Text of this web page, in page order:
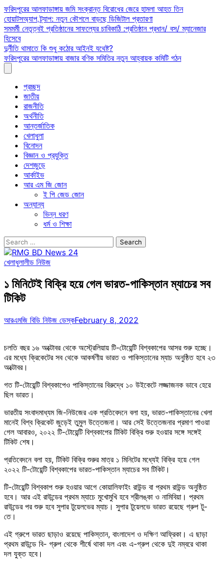
Skip
to
content
ফরিদপুরের আলফাডাঙ্গায় জমি সংক্রান্ত বিরোধের জেরে হামলা আহত তিন
হোয়াটসঅ্যাপ ট্র্যাপ: নতুন কৌশলে বাড়ছে ডিজিটাল প্রতারণা
সমমর্মী নেতৃত্বই প্রতিষ্ঠানের সাফল্যের চাবিকাঠি :প্রতিষ্ঠান প্রধান/ বস/ ম্যানেজার
হিসেবে
দুর্নীতি থামাতে কি শুধু কঠোর আইনই যথেষ্ট?
ফরিদপুরের আলফাডাঙ্গায় বাজার বণিক সমিতির নতুন আহ্বায়ক কমিটি গঠন
প্রচ্ছদ
জাতীয়
রাজনীতি
অর্থনীতি
আন্তর্জাতিক
খেলাধুলা
বিনোদন
বিজ্ঞান ও প্রযুক্তি
দেশজুড়ে
আর্কাইভ
আর এম জি জোন
ই পি জেড জোন
অন্যান্য
ভিন্ন ধরণ
ধর্ম ও শিক্ষা
Search
for:
খেলাধুলালীড নিউজ
১ মিনিটেই বিক্রি হয়ে গেল ভারত-পাকিস্তান ম্যাচের সব
টিকিট
আরএমজি বিডি নিউজ ডেস্কFebruary 8, 2022
চলতি বছর ১৬ অক্টোবর থেকে অস্ট্রেলিয়ায় টি-টোয়েন্টি বিশ্বকাপের আসর শুরু হচ্ছে।
এর মধ্যে ক্রিকেটের সব থেকে আকর্ষণীয় ভারত ও পাকিস্তানের ম্যাচ অনুষ্ঠিত হবে ২৩
অক্টোবর।
গত টি-টোয়েন্টি বিশ্বকাপেও পাকিস্তানের বিরুদ্ধে ১০ উইকেটে লজ্জাজনক ভাবে হেরে
ছিল ভারত।
ভারতীয় সংবাদমাধ্যম জি-নিউজের এক প্রতিবেদনে বলা হয়, ভারত-পাকিস্তানের খেলা
মানেই বিশ্ব ক্রিকেট জুড়েই তুমুল উত্তেজনা। আর সেই উত্তেজনার প্রমাণ পাওয়া
গেল আবারও, ২০২২ টি-টোয়েন্টি বিশ্বকাপের টিকিট বিক্রি শুরু হওয়ার সঙ্গে সঙ্গেই
টিকিট শেষ।
প্রতিবেদনে বলা হয়, টিকিট বিক্রি শুরুর মাত্র ১ মিনিটের মধ্যেই বিক্রি হয়ে গেল
২০২২ টি-টোয়েন্টি বিশ্বকাপের ভারত-পাকিস্তান ম্যাচের সব টিকিট।
টি-টোয়েন্টি বিশ্বকাপ শুরু হওয়ার আগে কোয়ালিফাইং রাউন্ড বা প্রথম রাউন্ড অনুষ্ঠিত
হবে। আর এই রাউন্ডের প্রথম ম্যাচে মুখোমুখি হবে শ্রীলঙ্কা ও নামিবিয়া। প্রথম
রাউন্ডের পর শুরু হবে সুপার টুয়েলভের ম্যাচ। সুপার টুয়েলভে ভারত রয়েছে গ্রুপ টু-
তে।
এই গ্রুপে ভারত ছাড়াও রয়েছে পাকিস্তান, বাংলাদেশ ও দক্ষিণ আফ্রিকা। এ ছাড়া
প্রথম রাউন্ডে বি- গ্রুপ থেকে শীর্ষে থাকা দল এবং এ-গ্রুপ থেকে দুই নম্বরে থাকা
দল যুক্ত হবে।